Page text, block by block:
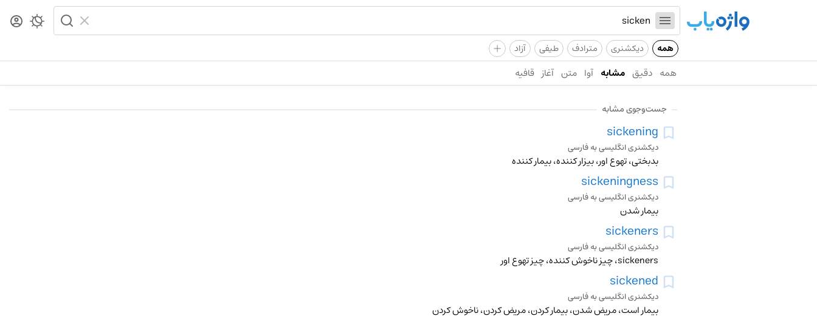
همه دیکشنری مترادف طیفی آزاد +
همه دقیق مشابه آوا متن آغاز قافیه
جست‌وجوی مشابه
sickening
دیکشنری انگلیسی به فارسی
بدبختی، تهوع اور، بیزار کننده، بیمار کننده
sickeningness
دیکشنری انگلیسی به فارسی
بیمار شدن
sickeners
دیکشنری انگلیسی به فارسی
sickeners، چیز ناخوش کننده، چیز تهوع اور
sickened
دیکشنری انگلیسی به فارسی
بیمار است، مریض شدن، بیمار کردن، مریض کردن، ناخوش کردن